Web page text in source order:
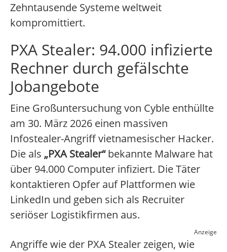
Zehntausende Systeme weltweit
kompromittiert.
PXA Stealer: 94.000 infizierte
Rechner durch gefälschte
Jobangebote
Eine Großuntersuchung von Cyble enthüllte
am 30. März 2026 einen massiven
Infostealer-Angriff vietnamesischer Hacker.
Die als „PXA Stealer“bekannte Malware hat
über 94.000 Computer infiziert. Die Täter
kontaktieren Opfer auf Plattformen wie
LinkedIn und geben sich als Recruiter
seriöser Logistikfirmen aus.
Anzeige
Angriffe wie der PXA Stealer zeigen, wie